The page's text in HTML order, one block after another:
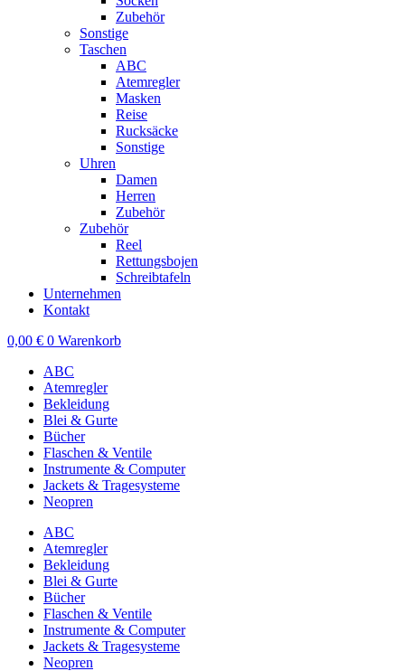
Zubehör
Sonstige
Taschen
ABC
Atemregler
Masken
Reise
Rucksäcke
Sonstige
Uhren
Damen
Herren
Zubehör
Zubehör
Reel
Rettungsbojen
Schreibtafeln
Unternehmen
Kontakt
0,00 € 0 Warenkorb
ABC
Atemregler
Bekleidung
Blei & Gurte
Bücher
Flaschen & Ventile
Instrumente & Computer
Jackets & Tragesysteme
Neopren
ABC
Atemregler
Bekleidung
Blei & Gurte
Bücher
Flaschen & Ventile
Instrumente & Computer
Jackets & Tragesysteme
Neopren